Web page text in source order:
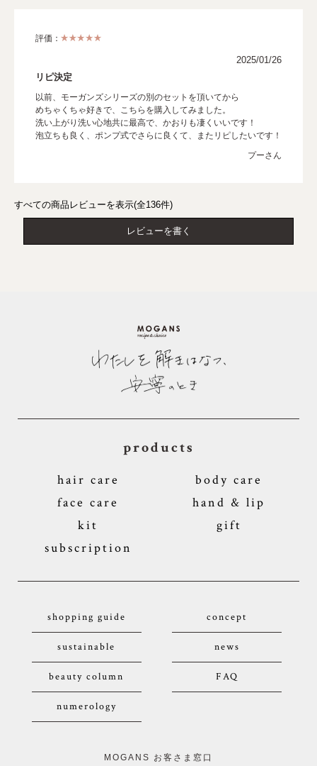
評価：
2025/01/26
リピ決定
以前、モーガンズシリーズの別のセットを頂いてから
めちゃくちゃ好きで、こちらを購入してみました。
洗い上がり洗い心地共に最高で、かおりも凄くいいです！
泡立ちも良く、ポンプ式でさらに良くて、またリピしたいです！
プーさん
すべての商品レビューを表示(全136件)
レビューを書く
products
hair care
body care
face care
hand & lip
kit
gift
subscription
shopping guide concept
sustainable news
beauty column FAQ
numerology
MOGANS お客さま窓口